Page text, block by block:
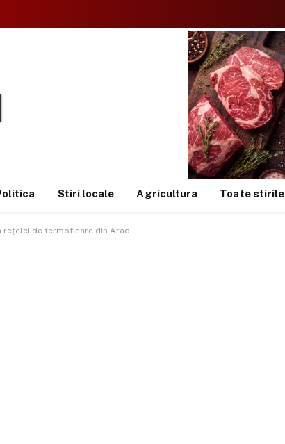
Stiri locale Agricultura Toate stirile
de termoficare din Arad